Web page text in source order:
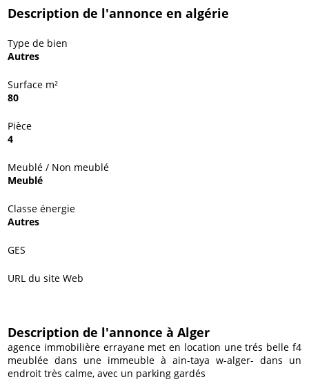
Description de l'annonce en algérie
Type de bien
Autres
Surface m²
80
Pièce
4
Meublé / Non meublé
Meublé
Classe énergie
Autres
GES
URL du site Web
Description de l'annonce à Alger
agence immobilière errayane met en location une trés belle f4
meublée dans une immeuble à ain-taya w-alger- dans un
endroit très calme, avec un parking gardés